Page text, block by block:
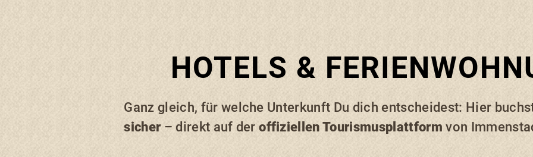
HOTELS &
Ganz gleich, für welche Unterkunft Du dich entscheidest: Hier
sicher– direkt auf deroffiziellen Tourismusplattform von